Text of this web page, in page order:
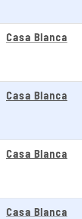
Casa Blanca
Casa Blanca
Casa Blanca
Casa Blanca